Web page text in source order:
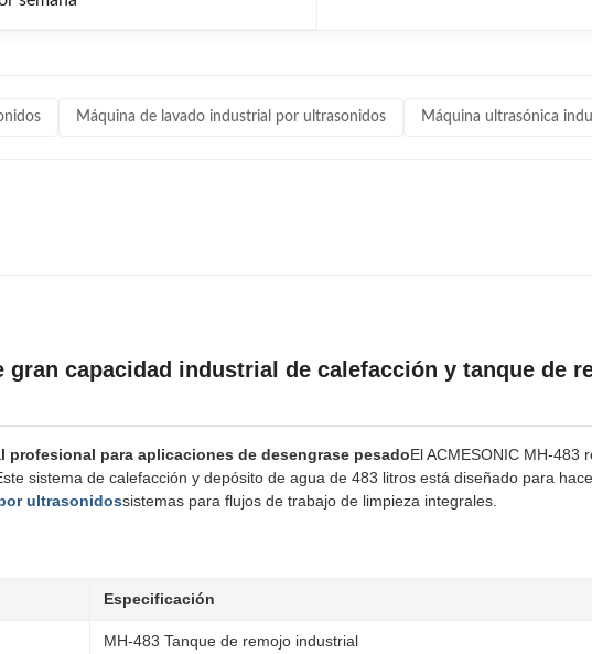
Máquina de lavado industrial por ultrasonidos Máquina ultrasónica
gran capacidad industrial de calefacción y tanque de
para aplicaciones de desengrase pesadoEl ACMESONIC MH-483
sistema de calefacción y depósito de agua de 483 litros está diseñado para
ultrasonidossistemas para flujos de trabajo de limpieza integrales.
Especificación
MH-483 Tanque de remojo industrial